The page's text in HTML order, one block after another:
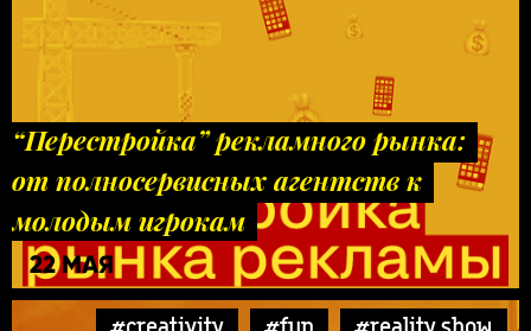
“Перестройка” рекламного рынка:
от полносервисных агентств к
молодым игрокам
22 МАЯ